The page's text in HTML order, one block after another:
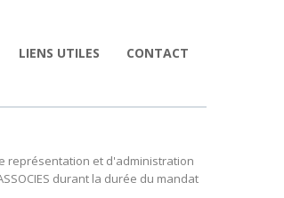
LIENS UTILES CONTACT
représentation et d'administration
durant la durée du mandat